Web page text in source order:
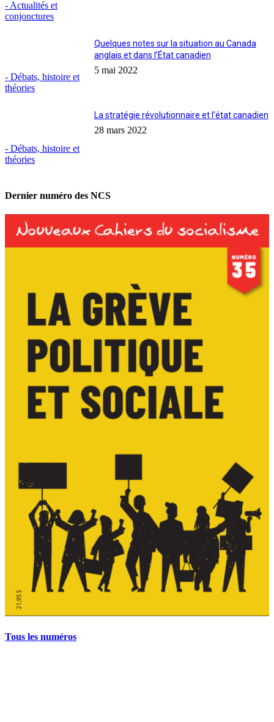
- Actualités et
conjonctures
- Débats, histoire et
théories
Quelques notes sur la situation au Canada
anglais et dans l’État canadien
5 mai 2022
- Débats, histoire et
théories
La stratégie révolutionnaire et l’état canadien
28 mars 2022
Dernier numéro des NCS
Tous les numéros